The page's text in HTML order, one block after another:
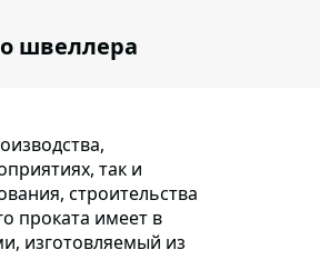
швеллера
так и
строительства
проката имеет в
изготовляемый из